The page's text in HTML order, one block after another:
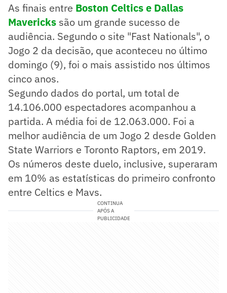
As finais entre Boston Celtics e Dallas
Mavericks são um grande sucesso de
audiência. Segundo o site "Fast Nationals", o
Jogo 2 da decisão, que aconteceu no último
domingo (9), foi o mais assistido nos últimos
cinco anos.
Segundo dados do portal, um total de
14.106.000 espectadores acompanhou a
partida. A média foi de 12.063.000. Foi a
melhor audiência de um Jogo 2 desde Golden
State Warriors e Toronto Raptors, em 2019.
Os números deste duelo, inclusive, superaram
em 10% as estatísticas do primeiro confronto
entre Celtics e Mavs.
CONTINUA
APÓS A
PUBLICIDADE